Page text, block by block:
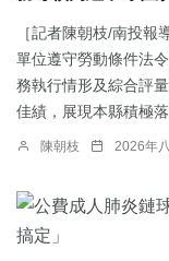
［記者陳朝枝/南投
單位遵守勞動條件法
務執行情形及綜合評
佳績，展現本縣積極落
陳朝枝 2026年